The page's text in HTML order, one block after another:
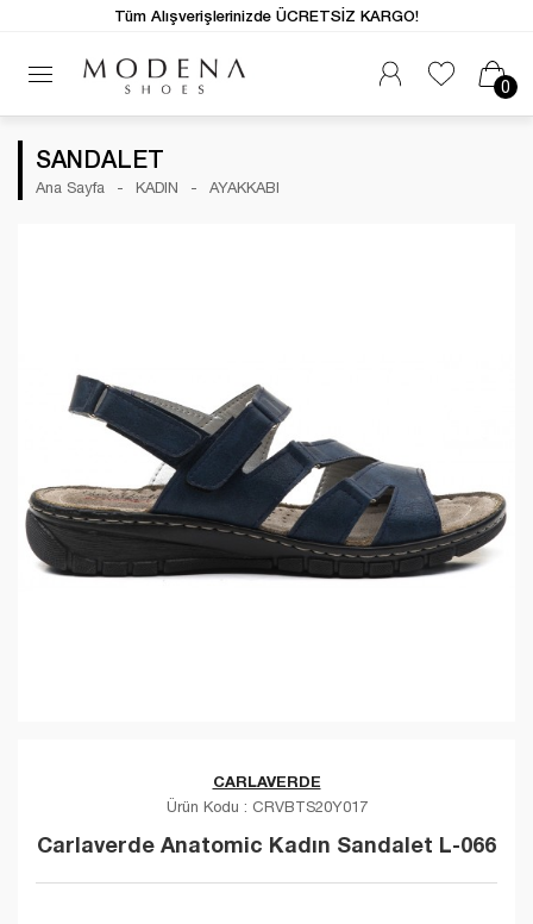
0
Tüm Alışverişlerinizde ÜCRETSİZ KARGO!
SANDALET
Ana Sayfa KADIN AYAKKABI
CARLAVERDE
Ürün Kodu : CRVBTS20Y017
Carlaverde Anatomic Kadın Sandalet L-066